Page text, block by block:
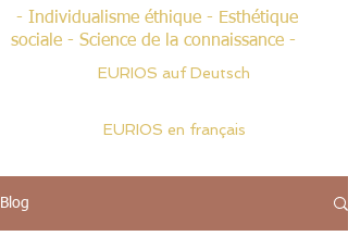
- Individualisme éthique - Esthétique
sociale - Science de la connaissance -
EURIOS auf Deutsch
EURIOS en français
Blog